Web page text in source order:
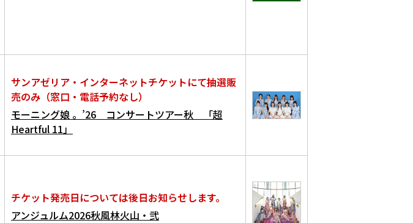
サンアゼリア・インターネットチケットにて抽選販
売のみ（窓口・電話予約なし）
モーニング娘 。’26 コンサートツアー秋 「超
Heartful 11」
チケット発売日については後日お知らせします。
アンジュルム2026秋風林火山・弐